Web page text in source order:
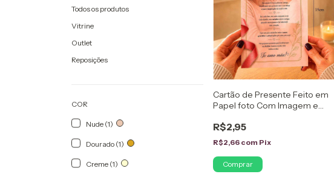
Todos os produtos
Vitrine
Outlet
Reposições
COR
Nude (1)
Dourado (1)
Creme (1)
Cartão de Presente Feito em
Papel foto Com Imagem e
R$2,95
R$2,66 com Pix
Comprar